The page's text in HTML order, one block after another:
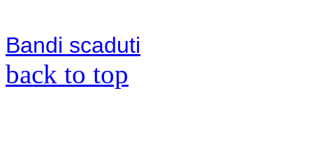
Bandi scaduti
back to top